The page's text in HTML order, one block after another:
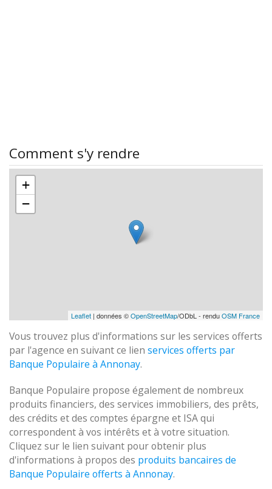
Comment s'y rendre
+
−
Leaflet | données ©OpenStreetMap/ODbL - renduOSM France
Vous trouvez plus d'informations sur les services offerts
par l'agence en suivant ce lien services offerts par
Banque Populaire à Annonay.
Banque Populaire propose également de nombreux
produits financiers, des services immobiliers, des prêts,
des crédits et des comptes épargne et ISA qui
correspondent à vos intérêts et à votre situation.
Cliquez sur le lien suivant pour obtenir plus
d'informations à propos des produits bancaires de
Banque Populaire offerts à Annonay.